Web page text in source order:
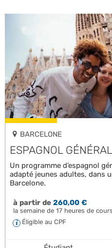
BARCELONE
ESPAGNOL
Un programme d’espagnol
adapté jeunes adultes, dans
Barcelone.
à partir de260,00 €
la semaine de 17 heures de cours
Éligible au CPF